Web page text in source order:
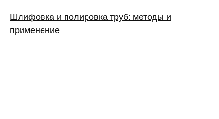
Шлифовка и полировка труб: методы и
применение